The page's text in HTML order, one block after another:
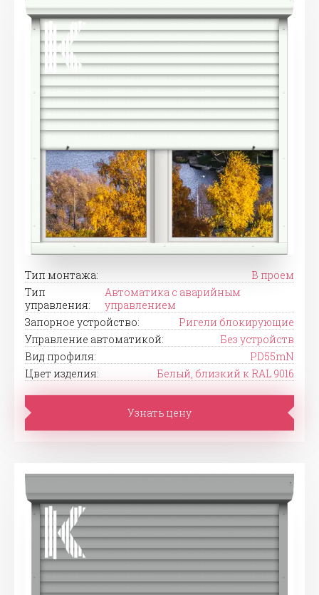
Тип монтажа:
В проем
Тип
управления:
Автоматика с аварийным
управлением
Запорное устройство:
Ригели блокирующие
Управление автоматикой:
Без устройств
Вид профиля:
PD55mN
Цвет изделия:
Белый, близкий к RAL 9016
Узнать цену